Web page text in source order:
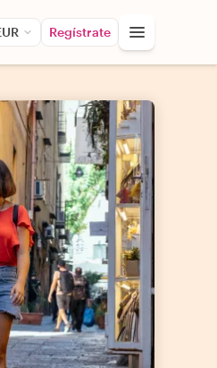
Regístrate